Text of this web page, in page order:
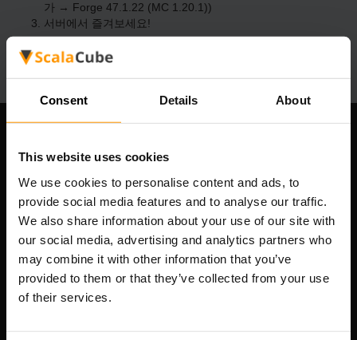
Consent Details About
This website uses cookies
We use cookies to personalise content and ads, to
provide social media features and to analyse our traffic.
We also share information about your use of our site with
our social media, advertising and analytics partners who
may combine it with other information that you’ve
provided to them or that they’ve collected from your use
of their services.
가 → Forge 47.1.22 (MC 1.20.1))
서버에서 즐겨보세요!
Scalable Hosting Solutions OÜ
등록 코드: 14652605
VAT 번호: EE102133820
주소: Harju maakond, Tallinn, Kesklinna linnaosa,
Vesivärava tn 50-201, 10152